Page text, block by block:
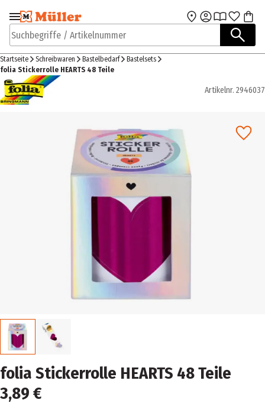
Zur Navigation
springen
Zum Hauptinhalt
Suchbegriffe / Artikelnummer
Startseite Schreibwaren Bastelbedarf
Bastelsets
folia Stickerrolle HEARTS 48 Teile
Artikelnr. 2946037
folia Stickerrolle HEARTS 48 Teile
3,89 €